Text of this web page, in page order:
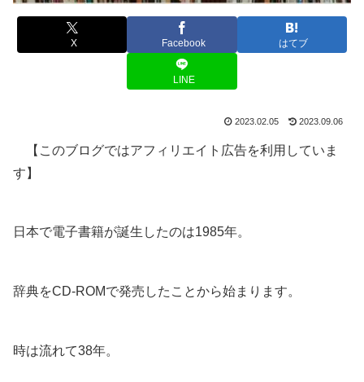
X Facebook はてブ
LINE
2023.02.05 2023.09.06
【このブログではアフィリエイト広告を利用していま
す】
日本で電子書籍が誕生したのは1985年。
辞典をCD-ROMで発売したことから始まります。
時は流れて38年。